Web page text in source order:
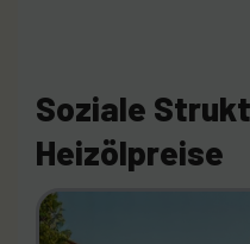
Soziale
Heizölpreise